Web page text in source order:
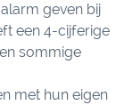
geven bij
een 4-cijferige
sommige
met hun eigen